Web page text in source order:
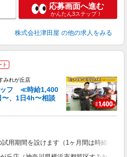
応募画面へ進む
かんたん3ステップ！
株式会社津田屋 の他の求人をみる
ト
みれが丘店
ッフ ≪時給1,400
、1日4h〜相談
用期間を設けます（1ヶ月間は時給-100